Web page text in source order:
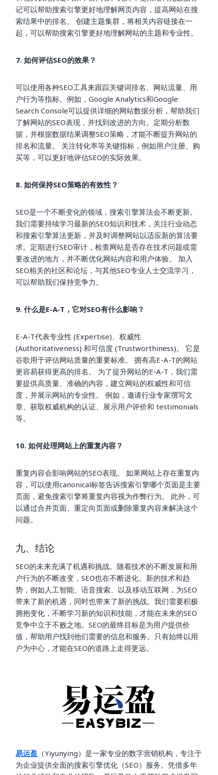
记可以帮助搜索引擎更好地理解网页内容，提高网站在搜
索结果中的排名。 创建主题集群，将相关内容链接在一
起，可以帮助搜索引擎更好地理解网站的主题和专业性。
7. 如何评估SEO的效果？
可以使用各种SEO工具来跟踪关键词排名、网站流量、用
户行为等指标。例如，Google Analytics和Google
Search Console可以提供详细的网站数据分析，帮助我们
了解网站的SEO表现，并找到改进的方向。定期分析数
据，并根据数据结果调整SEO策略，才能不断提升网站的
排名和流量。 关注转化率等关键指标，例如用户注册、购
买等，可以更好地评估SEO的实际效果。
8. 如何保持SEO策略的有效性？
SEO是一个不断变化的领域，搜索引擎算法会不断更新。
我们需要持续学习最新的SEO知识和技术，关注行业动态
和搜索引擎算法更新，并及时调整网站以适应新的算法要
求。定期进行SEO审计，检查网站是否存在技术问题或需
要改进的地方，并不断优化网站内容和用户体验。 加入
SEO相关的社区和论坛，与其他SEO专业人士交流学习，
可以帮助我们保持竞争力。
9. 什么是E-A-T，它对SEO有什么影响？
E-A-T代表专业性 (Expertise)、权威性
(Authoritativeness) 和可信度 (Trustworthiness)。 它是
谷歌用于评估网站质量的重要标准。 拥有高E-A-T的网站
更容易获得更高的排名。 为了提升网站的E-A-T，我们需
要提供高质量、准确的内容，建立网站的权威性和可信
度，并展示网站的专业性。 例如，邀请行业专家撰写文
章、获取权威机构的认证、展示用户评价和 testimonials
等。
10. 如何处理网站上的重复内容？
重复内容会影响网站的SEO表现。 如果网站上存在重复内
容，可以使用canonical标签告诉搜索引擎哪个页面是主要
页面，避免搜索引擎将重复内容视为作弊行为。 此外，可
以通过合并页面、重定向页面或删除重复内容来解决这个
问题。
九、结论
SEO的未来充满了机遇和挑战。随着技术的不断发展和用
户行为的不断改变，SEO也在不断进化。新的技术和趋
势，例如人工智能、语音搜索、以及移动互联网，为SEO
带来了新的机遇，同时也带来了新的挑战。我们需要积极
拥抱变化，不断学习新的知识和技能，才能在未来的SEO
竞争中立于不败之地。SEO的最终目标是为用户提供价
值，帮助用户找到他们需要的信息和服务。只有始终以用
户为中心，才能在SEO的道路上走得更远。
易运盈 （Yiyunying）是一家专业的数字营销机构，专注于
为企业提供全面的搜索引擎优化（SEO）服务。凭借多年